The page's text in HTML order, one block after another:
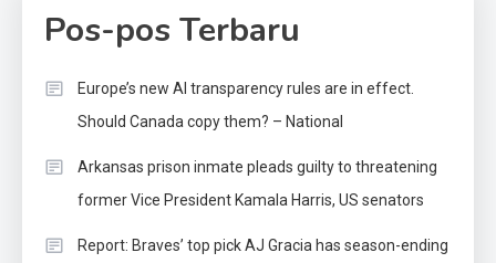
Pos-pos Terbaru
Europe’s new AI transparency rules are in effect.
Should Canada copy them? – National
Arkansas prison inmate pleads guilty to threatening
former Vice President Kamala Harris, US senators
Report: Braves’ top pick AJ Gracia has season-ending